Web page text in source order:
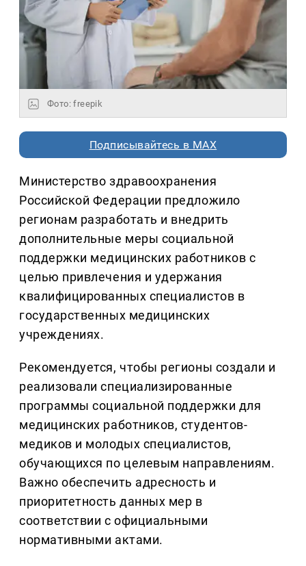
Фото: freepik
Подписывайтесь в MAX
Министерство здравоохранения
Российской Федерации предложило
регионам разработать и внедрить
дополнительные меры социальной
поддержки медицинских работников с
целью привлечения и удержания
квалифицированных специалистов в
государственных медицинских
учреждениях.
Рекомендуется, чтобы регионы создали и
реализовали специализированные
программы социальной поддержки для
медицинских работников, студентов-
медиков и молодых специалистов,
обучающихся по целевым направлениям.
Важно обеспечить адресность и
приоритетность данных мер в
соответствии с официальными
нормативными актами.